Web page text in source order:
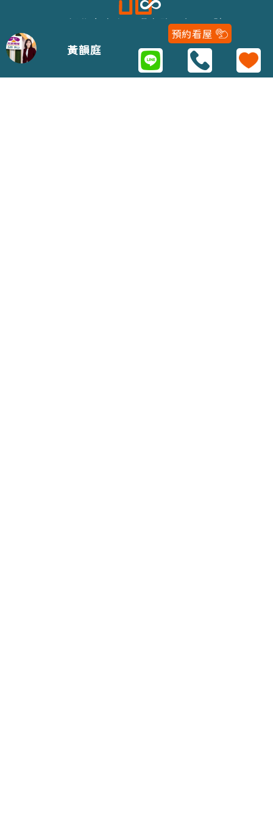
黃韻庭
預約看屋
243新北市泰山區明志路二段116號
02-22979688
Copyright 2021 © 五泰房屋